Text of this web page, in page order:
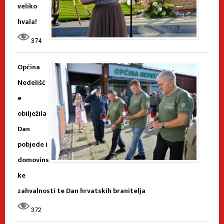
veliko
hvala!
374
Općina
Nedelišć
e
obilježila
Dan
pobjede i
domovins
ke
zahvalnosti te Dan hrvatskih branitelja
372